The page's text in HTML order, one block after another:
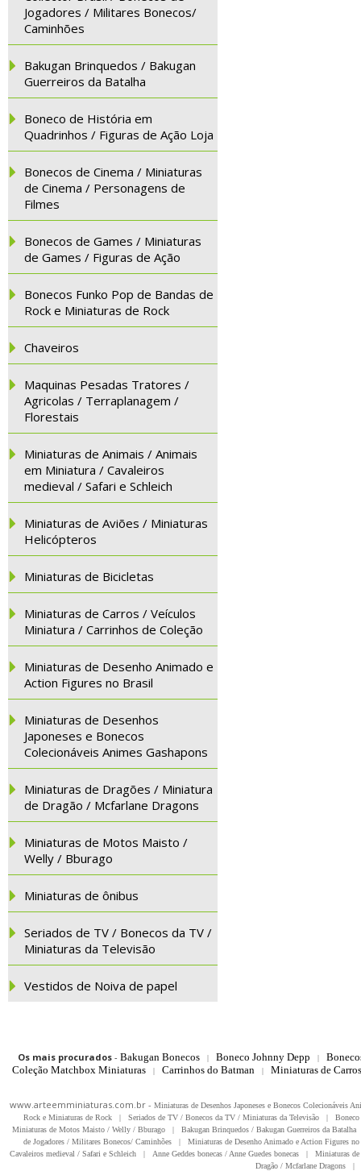
Jogadores / Militares Bonecos/
Caminhões
Bakugan Brinquedos / Bakugan
Guerreiros da Batalha
Boneco de História em
Quadrinhos / Figuras de Ação Loja
Bonecos de Cinema / Miniaturas
de Cinema / Personagens de
Filmes
Bonecos de Games / Miniaturas
de Games / Figuras de Ação
Bonecos Funko Pop de Bandas de
Rock e Miniaturas de Rock
Chaveiros
Maquinas Pesadas Tratores /
Agricolas / Terraplanagem /
Florestais
Miniaturas de Animais / Animais
em Miniatura / Cavaleiros
medieval / Safari e Schleich
Miniaturas de Aviões / Miniaturas
Helicópteros
Miniaturas de Bicicletas
Miniaturas de Carros / Veículos
Miniatura / Carrinhos de Coleção
Miniaturas de Desenho Animado e
Action Figures no Brasil
Miniaturas de Desenhos
Japoneses e Bonecos
Colecionáveis Animes Gashapons
Miniaturas de Dragões / Miniatura
de Dragão / Mcfarlane Dragons
Miniaturas de Motos Maisto /
Welly / Bburago
Miniaturas de ônibus
Seriados de TV / Bonecos da TV /
Miniaturas da Televisão
Vestidos de Noiva de papel
Os mais procurados- Bakugan Bonecos | Boneco Johnny Depp |
Coleção Matchbox Miniaturas
| Carrinhos do Batman | Miniaturas de
www.arteemminiaturas.com.br - Miniaturas de Desenhos Japoneses e Bonecos Colecionáveis
Rock e Miniaturas de Rock
| Seriados de TV / Bonecos da TV / Miniaturas da Televisão |
Miniaturas de Motos Maisto / Welly / Bburago
| Bakugan Brinquedos / Bakugan Guerreiros da Batalha
de Jogadores / Militares Bonecos/ Caminhões
|
Miniaturas de Desenho Animado e Action Figures
Cavaleiros medieval / Safari e Schleich
| Anne Geddes bonecas / Anne Guedes bonecas |
Miniaturas
Dragão / Mcfarlane Dragons
|